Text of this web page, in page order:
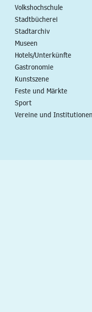
Volkshochschule
Stadtbücherei
Stadtarchiv
Museen
Hotels/Unterkünfte
Gastronomie
Kunstszene
Feste und Märkte
Sport
Vereine und Institutionen